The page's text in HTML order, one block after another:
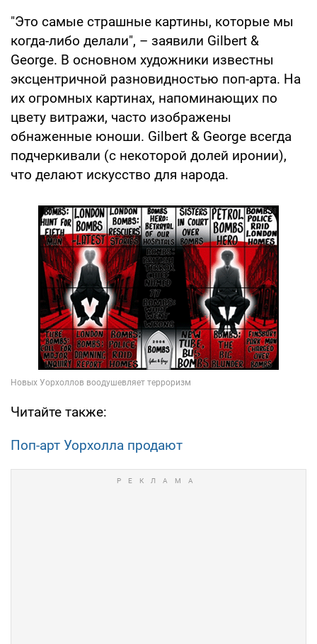
"Это самые страшные картины, которые мы
когда-либо делали", – заявили Gilbert &
George. В основном художники известны
эксцентричной разновидностью поп-арта. На
их огромных картинах, напоминающих по
цвету витражи, часто изображены
обнаженные юноши. Gilbert & George всегда
подчеркивали (с некоторой долей иронии),
что делают искусство для народа.
Читайте также:
Поп-арт Уорхолла продают